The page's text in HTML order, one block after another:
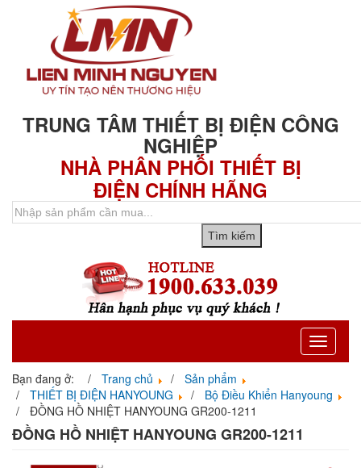
TRUNG TÂM THIẾT BỊ ĐIỆN CÔNG
NGHIỆP
NHÀ PHÂN PHỐI THIẾT BỊ
ĐIỆN CHÍNH HÃNG
Toggle
Bạn đang ở: Trang chủ
Sản phẩm
THIẾT BỊ ĐIỆN HANYOUNG
Bộ Điều Khiển Hanyoung
ĐỒNG HỒ NHIỆT HANYOUNG GR200-1211
ĐỒNG HỒ NHIỆT HANYOUNG GR200-1211